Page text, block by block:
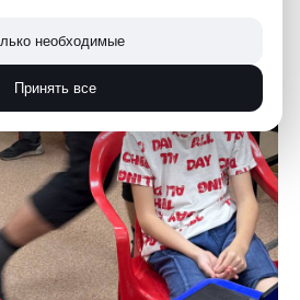
необходимые
Принять все